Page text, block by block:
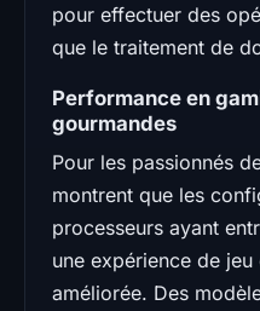
pour effectuer des
que le traitement de
Performance en
gourmandes
Pour les passionnés
montrent que les
processeurs ayant
une expérience de
améliorée. Des